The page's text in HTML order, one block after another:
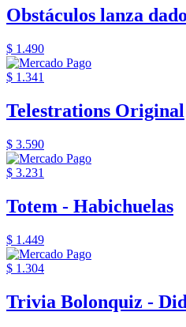
Obstáculos lanza
$ 1.490
$ 1.341
Telestrations Original
$ 3.590
$ 3.231
Totem - Habichuelas
$ 1.449
$ 1.304
Trivia Bolonquiz -